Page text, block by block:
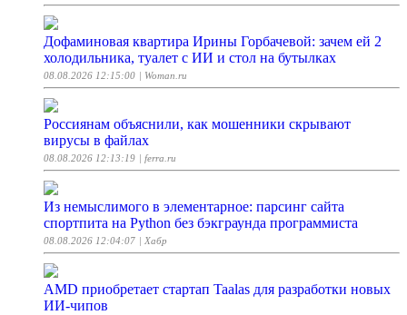
Дофаминовая квартира Ирины Горбачевой: зачем ей 2
холодильника, туалет с ИИ и стол на бутылках
08.08.2026 12:15:00 | Woman.ru
Россиянам объяснили, как мошенники скрывают
вирусы в файлах
08.08.2026 12:13:19 | ferra.ru
Из немыслимого в элементарное: парсинг сайта
спортпита на Python без бэкграунда программиста
08.08.2026 12:04:07 | Хабр
AMD приобретает стартап Taalas для разработки новых
ИИ-чипов